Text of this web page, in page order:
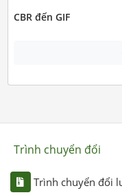
CBR đến GIF
Trình chuyển đổi
Trình chuyển đổi